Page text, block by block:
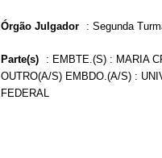
Órgão Julgador : Segunda
Parte(s) : EMBTE.(S) : MARIA
OUTRO(A/S) EMBDO.(A/S) :
FEDERAL